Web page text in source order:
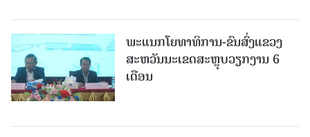
ພະແນກໂຍທາທິການ-ຂົນສົ່ງແຂວງ
ສະຫວັນນະເຂດສະຫຼຸບວຽກງານ 6
ເດືອນ